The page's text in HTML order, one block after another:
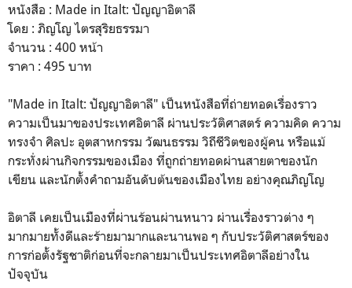
หนังสือ : Made in Italt: ปัญญาอิตาลี
โดย : ภิญโญ ไตรสุริยธรรมา
จำนวน : 400 หน้า
ราคา : 495 บาท
"Made in Italt: ปัญญาอิตาลี" เป็นหนังสือที่ถ่ายทอดเรื่องราว
ความเป็นมาของประเทศอิตาลี ผ่านประวัติศาสตร์ ความคิด ความ
ทรงจำ ศิลปะ อุตสาหกรรม วัฒนธรรม วิถีชีวิตของผู้คน หรือแม้
กระทั่งผ่านกิจกรรมของเมือง ที่ถูกถ่ายทอดผ่านสายตาของนัก
เขียน และนักตั้งคำถามอันดับต้นของเมืองไทย อย่างคุณภิญโญ
อิตาลี เคยเป็นเมืองที่ผ่านร้อนผ่านหนาว ผ่านเรื่องราวต่าง ๆ
มากมายทั้งดีและร้ายมามากและนานพอ ๆ กับประวัติศาสตร์ของ
การก่อตั้งรัฐชาติก่อนที่จะกลายมาเป็นประเทศอิตาลีอย่างใน
ปัจจุบัน